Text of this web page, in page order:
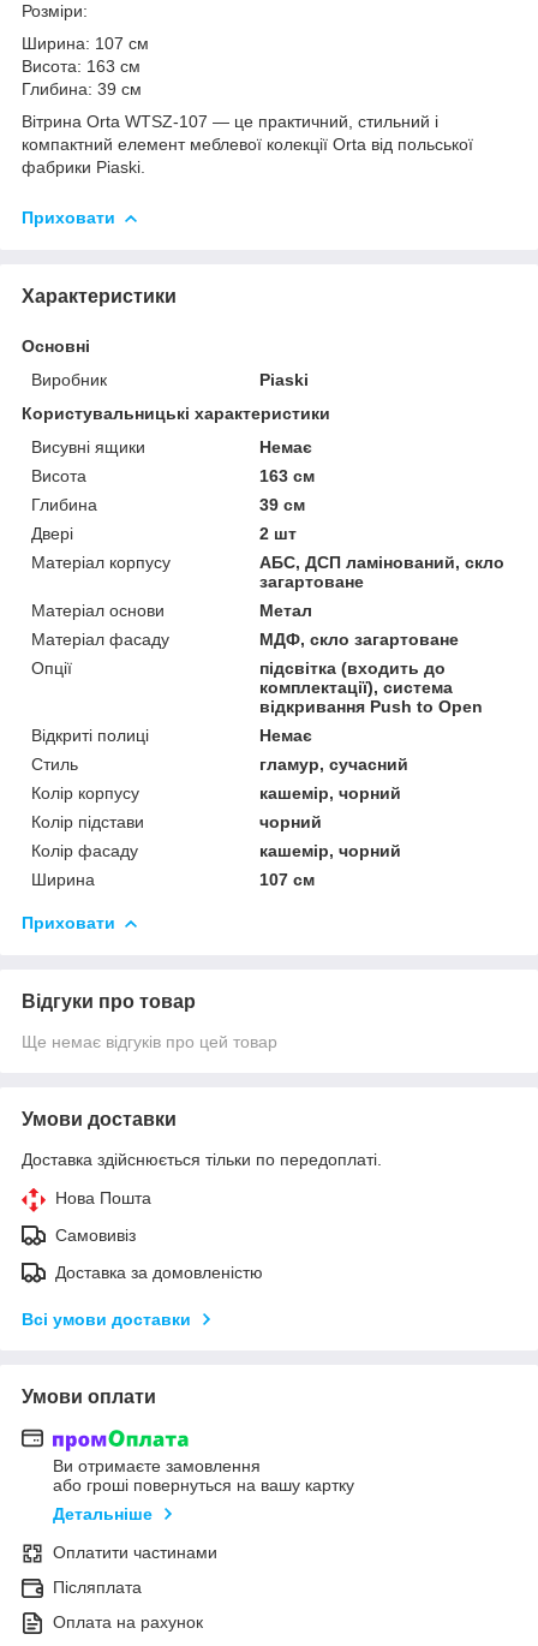
Розміри:
Ширина: 107 см
Висота: 163 см
Глибина: 39 см
Вітрина Orta WTSZ-107 — це практичний, стильний і
компактний елемент меблевої колекції Orta від польської
фабрики Piaski.
Приховати
Характеристики
Основні
Виробник
Piaski
Користувальницькі характеристики
Висувні ящики
Немає
Висота
163 см
Глибина
39 см
Двері
2 шт
Матеріал корпусу
АБС, ДСП ламінований, скло
загартоване
Матеріал основи
Метал
Матеріал фасаду
МДФ, скло загартоване
Опції
підсвітка (входить до
комплектації), система
відкривання Push to Open
Відкриті полиці
Немає
Стиль
гламур, сучасний
Колір корпусу
кашемір, чорний
Колір підстави
чорний
Колір фасаду
кашемір, чорний
Ширина
107 см
Приховати
Відгуки про товар
Ще немає відгуків про цей товар
Умови доставки
Доставка здійснюється тільки по передоплаті.
Нова Пошта
Самовивіз
Доставка за домовленістю
Всі умови доставки
Умови оплати
Ви отримаєте замовлення
або гроші повернуться на вашу картку
Детальніше
Оплатити частинами
Післяплата
Оплата на рахунок